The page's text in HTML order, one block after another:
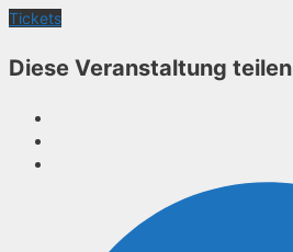
Tickets
Diese Veranstaltung teilen